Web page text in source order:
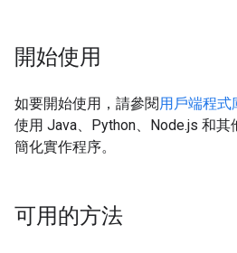
開始使用
如要開始使用，請參閱用戶端程式
使用 Java、Python、Node.js 和其
簡化實作程序。
可用的方法